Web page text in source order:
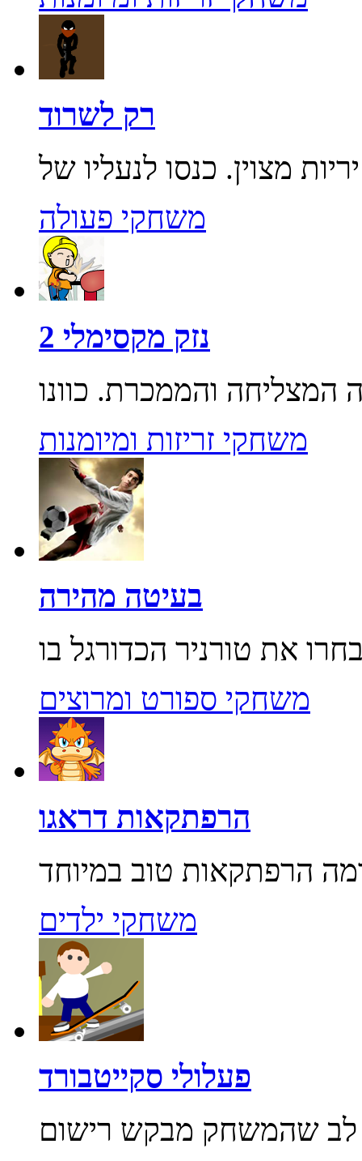
רק לשרוד
משחקי פעולה
נזק מקסימלי 2
משחקי זריזות ומיומנות
בעיטה מהירה
משחקי ספורט ומרוצים
הרפתקאות דראגו
משחקי ילדים
פעלולי סקייטבורד